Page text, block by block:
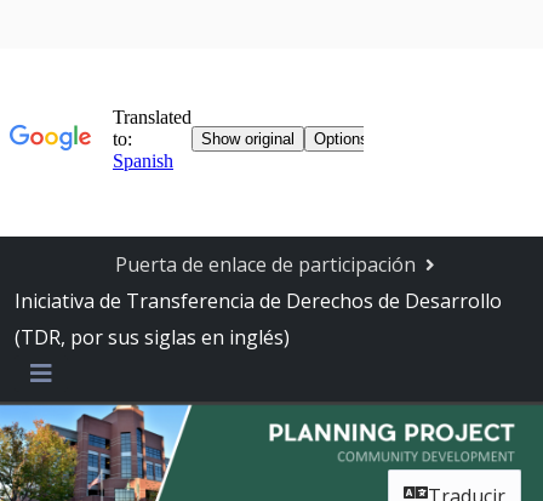
Puerta de enlace de participación
Iniciativa de Transferencia de Derechos de Desarrollo
(TDR, por sus siglas en inglés)
Menú